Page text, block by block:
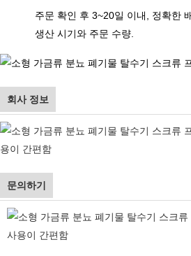
주문 확인 후 3~20일 이내, 정확한
생산 시기와 주문 수량.
회사 정보
문의하기